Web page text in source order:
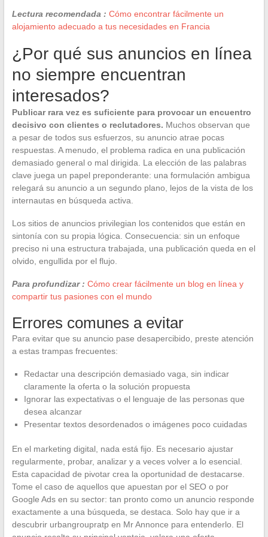
Lectura recomendada : Cómo encontrar fácilmente un
alojamiento adecuado a tus necesidades en Francia
¿Por qué sus anuncios en línea
no siempre encuentran
interesados?
Publicar rara vez es suficiente para provocar un encuentro
decisivo con clientes o reclutadores. Muchos observan que
a pesar de todos sus esfuerzos, su anuncio atrae pocas
respuestas. A menudo, el problema radica en una publicación
demasiado general o mal dirigida. La elección de las palabras
clave juega un papel preponderante: una formulación ambigua
relegará su anuncio a un segundo plano, lejos de la vista de los
internautas en búsqueda activa.
Los sitios de anuncios privilegian los contenidos que están en
sintonía con su propia lógica. Consecuencia: sin un enfoque
preciso ni una estructura trabajada, una publicación queda en el
olvido, engullida por el flujo.
Para profundizar : Cómo crear fácilmente un blog en línea y
compartir tus pasiones con el mundo
Errores comunes a evitar
Para evitar que su anuncio pase desapercibido, preste atención
a estas trampas frecuentes:
Redactar una descripción demasiado vaga, sin indicar
claramente la oferta o la solución propuesta
Ignorar las expectativas o el lenguaje de las personas que
desea alcanzar
Presentar textos desordenados o imágenes poco cuidadas
En el marketing digital, nada está fijo. Es necesario ajustar
regularmente, probar, analizar y a veces volver a lo esencial.
Esta capacidad de pivotar crea la oportunidad de destacarse.
Tome el caso de aquellos que apuestan por el SEO o por
Google Ads en su sector: tan pronto como un anuncio responde
exactamente a una búsqueda, se destaca. Solo hay que ir a
descubrir urbangroupratp en Mr Annonce para entenderlo. El